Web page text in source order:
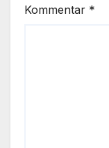
Kommentar *